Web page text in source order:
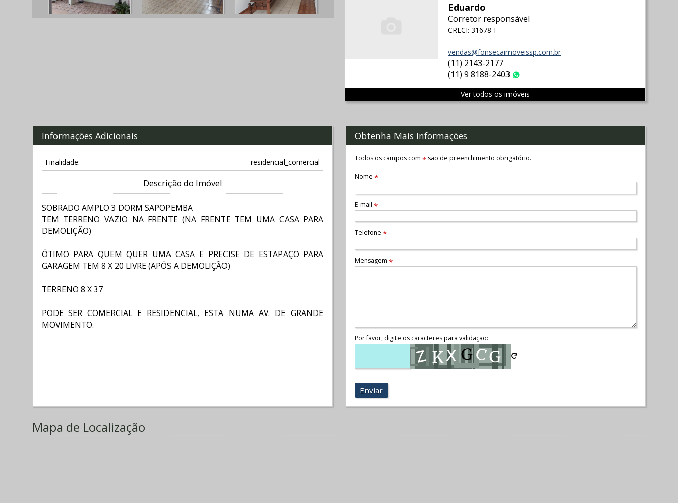
Eduardo
Corretor responsável
CRECI: 31678-F
vendas@fonsecaimoveissp.com.br
(11) 2143-2177
(11) 9 8188-2403
Ver todos os imóveis
Informações Adicionais
Finalidade: residencial_comercial
Descrição do Imóvel
SOBRADO AMPLO 3 DORM SAPOPEMBA
TEM TERRENO VAZIO NA FRENTE (NA FRENTE TEM UMA CASA PARA
DEMOLIÇÃO)
ÓTIMO PARA QUEM QUER UMA CASA E PRECISE DE ESTAPAÇO PARA
GARAGEM TEM 8 X 20 LIVRE (APÓS A DEMOLIÇÃO)
TERRENO 8 X 37
PODE SER COMERCIAL E RESIDENCIAL, ESTA NUMA AV. DE GRANDE
MOVIMENTO.
Obtenha Mais Informações
Todos os campos com *são de preenchimento obrigatório.
Nome *
E-mail *
Telefone *
Mensagem *
Por favor, digite os caracteres para validação:
Enviar
Mapa de Localização